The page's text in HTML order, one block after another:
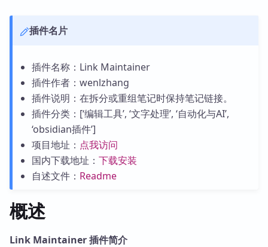
插件名片
插件名称：Link Maintainer
插件作者：wenlzhang
插件说明：在拆分或重组笔记时保持笔记链接。
插件分类：[‘编辑工具’, ‘文字处理’, ‘自动化与AI’,
‘obsidian插件’]
项目地址： 点我访问
国内下载地址： 下载安装
自述文件： Readme
概述
Link Maintainer 插件简介